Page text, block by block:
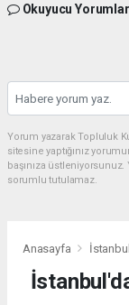
Okuyucu
Yorum yazarak Topluluk
sitesine yaptığınız
başınıza
sorumlu tutulamaz.
Anasayfa İstanbul